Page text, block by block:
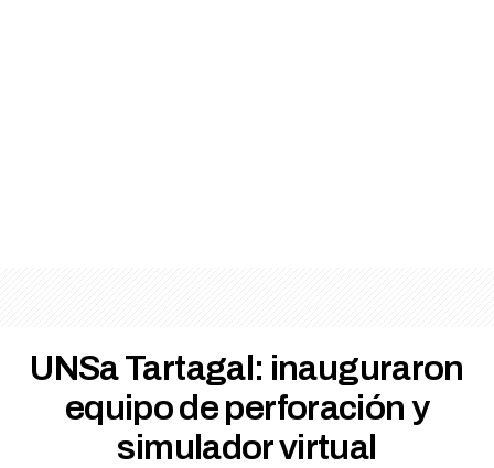
UNSa Tartagal: inauguraron
equipo de perforación y
simulador virtual